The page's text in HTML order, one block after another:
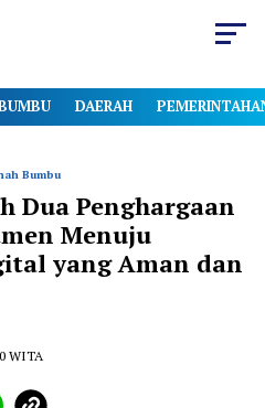
DAERAH
Bumbu
Dua Penghargaan
Menuju
yang Aman dan
WITA